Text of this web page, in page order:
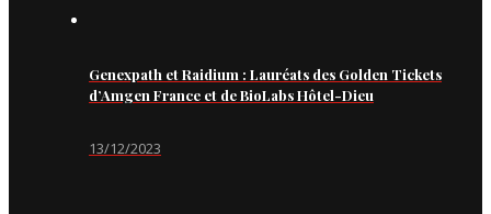
Genexpath et Raidium : Lauréats des Golden Tickets
d’Amgen France et de BioLabs Hôtel-Dieu
13/12/2023